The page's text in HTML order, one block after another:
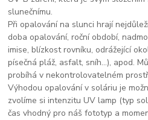
slunečnímu.
Při opalování na slunci hrají
doba opalování, roční období,
imise, blízkost rovníku, odrážející
písečná pláž, asfalt, sníh...), apod.
probíhá v nekontrolovatelném
Výhodou opalování v soláriu je
zvolíme si intenzitu UV lamp (typ
čas vhodný pro náš fototyp a